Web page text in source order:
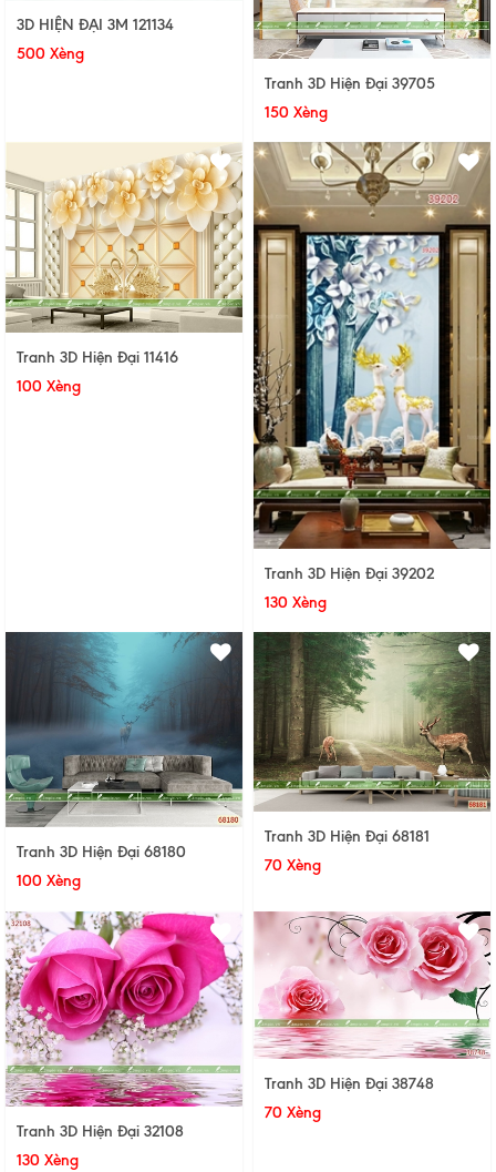
3D HIỆN ĐẠI 3M 121134
500 Xèng
Tranh 3D Hiện Đại 39705
150 Xèng
Tranh 3D Hiện Đại 11416
100 Xèng
Tranh 3D Hiện Đại 39202
130 Xèng
Tranh 3D Hiện Đại 68180
100 Xèng
Tranh 3D Hiện Đại 68181
70 Xèng
Tranh 3D Hiện Đại 32108
130 Xèng
Tranh 3D Hiện Đại 38748
70 Xèng